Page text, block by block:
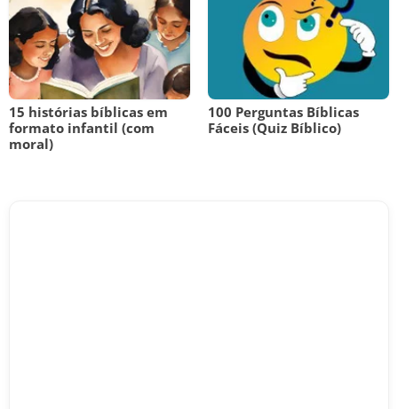
15 histórias bíblicas em
formato infantil (com
moral)
100 Perguntas Bíblicas
Fáceis (Quiz Bíblico)